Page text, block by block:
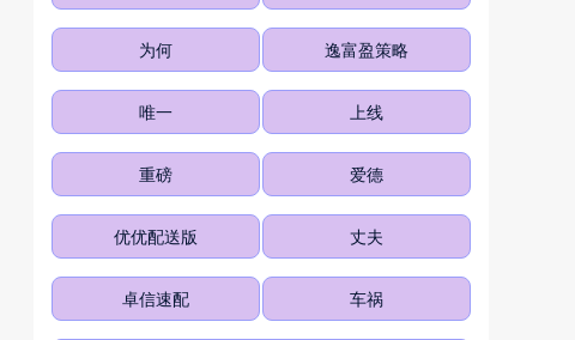
为何 逸富盈策略
唯一 上线
重磅 爱德
优优配送版 丈夫
卓信速配 车祸